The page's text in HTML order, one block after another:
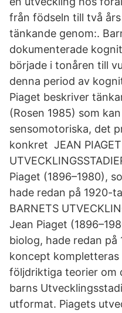
från födseln till två
tänkande genom:.
dokumenterade
började i tonåren till
denna period av
Piaget beskriver
(Rosen 1985) som
sensomotoriska, det
konkret JEAN
Piaget (1896–1980),
hade redan på 1920-
BARNETS
Jean Piaget
biolog, hade redan
koncept
följdriktiga teorier om
barns
utformat. Piagets